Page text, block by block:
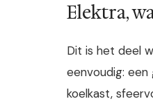
Elektra,
Dit is het deel
eenvoudig:
koelkast,